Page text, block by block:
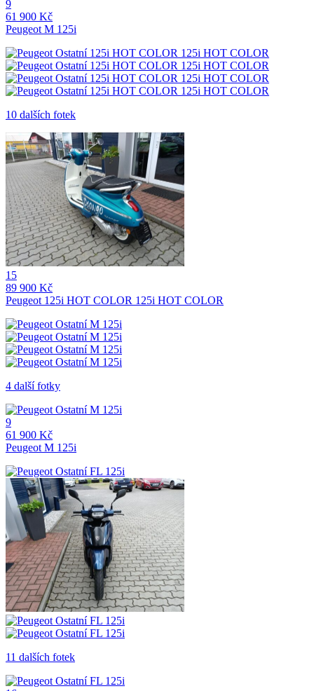
9
61 900 Kč
Peugeot M 125i
10 dalších fotek
15
89 900 Kč
Peugeot 125i HOT COLOR 125i HOT COLOR
4 další fotky
9
61 900 Kč
Peugeot M 125i
11 dalších fotek